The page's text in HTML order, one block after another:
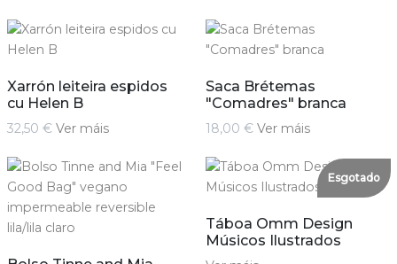
Xarrón leiteira espidos
cu Helen B
32,50 € Ver máis
Saca Brétemas
"Comadres" branca
18,00 € Ver máis
Esgotado
Táboa Omm Design
Músicos Ilustrados